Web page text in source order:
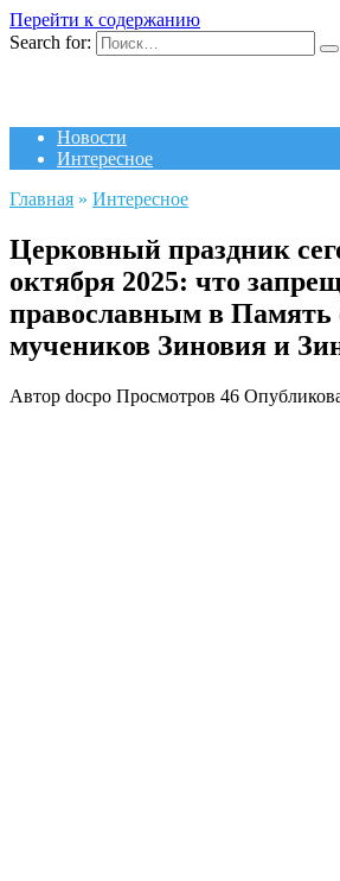
Перейти к содержанию
Search for:
Новости
Интересное
Главная » Интересное
Церковный праздник
октября 2025: что
православным в Память
мучеников Зиновия и
Автор docpo Просмотров 46